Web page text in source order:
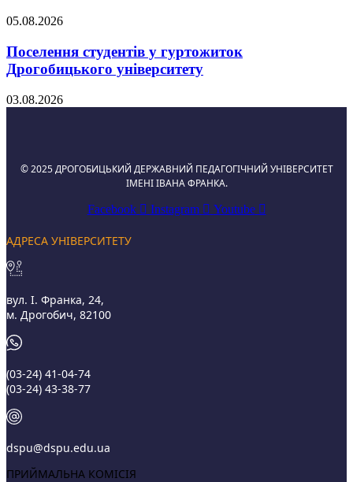
05.08.2026
Поселення студентів у гуртожиток
Дрогобицького університету
03.08.2026
© 2025 ДРОГОБИЦЬКИЙ ДЕРЖАВНИЙ ПЕДАГОГІЧНИЙ УНІВЕРСИТЕТ
ІМЕНІ ІВАНА ФРАНКА.
Facebook
Instagram Youtube
АДРЕСА УНІВЕРСИТЕТУ
вул. І. Франка, 24,
м. Дрогобич, 82100
(03‑24) 41‑04‑74
(03‑24) 43‑38‑77
dspu@dspu.edu.ua
ПРИЙМАЛЬНА КОМІСІЯ